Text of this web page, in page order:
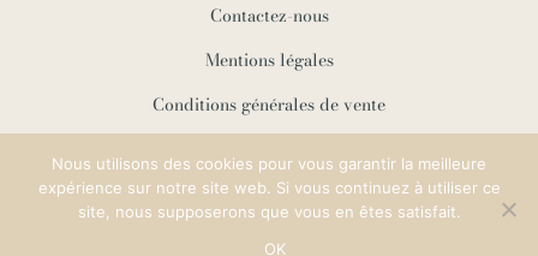
Contactez-nous
Mentions légales
Conditions générales de vente
Copyright ©2024 Many Mini Milky ♡
Nous utilisons des cookies pour vous garantir la meilleure
expérience sur notre site web. Si vous continuez à utiliser ce
site, nous supposerons que vous en êtes satisfait.
OK